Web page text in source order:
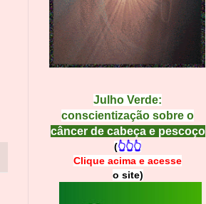
Julho Verde:
conscientização sobre o
câncer de cabeça e pescoço
(👆👆👆
Clique acima e acesse
o site)